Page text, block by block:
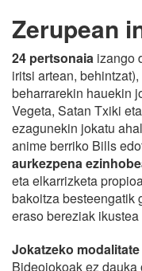
Zerupean
24 pertsonaia izango
iritsi artean,
beharrarekin hauekin
Vegeta, Satan Txiki
ezagunekin jokatu
anime berriko Bills
aurkezpena
eta elkarrizketa
bakoitza besteengatik
eraso bereziak
Jokatzeko
Bideojokoak ez